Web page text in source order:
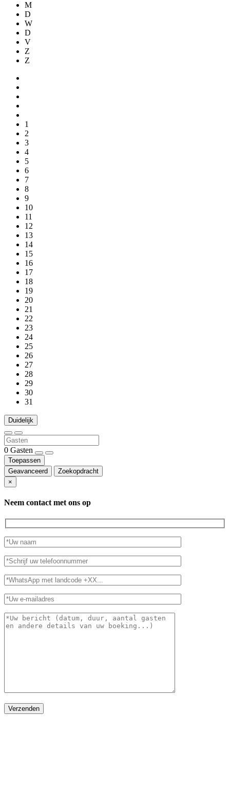
M
D
W
D
V
Z
Z
1
2
3
4
5
6
7
8
9
10
11
12
13
14
15
16
17
18
19
20
21
22
23
24
25
26
27
28
29
30
31
Duidelijk
0 Gasten
Toepassen
Geavanceerd
Zoekopdracht
×
Neem contact met ons op